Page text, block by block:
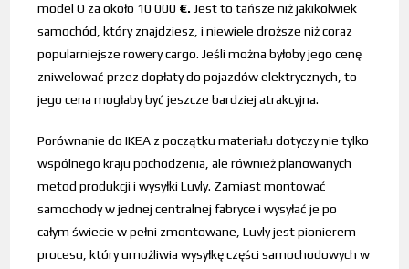
model O za około 10 000 €. Jest to tańsze niż jakikolwiek
samochód, który znajdziesz, i niewiele droższe niż coraz
popularniejsze rowery cargo. Jeśli można byłoby jego cenę
zniwelować przez dopłaty do pojazdów elektrycznych, to
jego cena mogłaby być jeszcze bardziej atrakcyjna.
Porównanie do IKEA z początku materiału dotyczy nie tylko
wspólnego kraju pochodzenia, ale również planowanych
metod produkcji i wysyłki Luvly. Zamiast montować
samochody w jednej centralnej fabryce i wysyłać je po
całym świecie w pełni zmontowane, Luvly jest pionierem
procesu, który umożliwia wysyłkę części samochodowych w